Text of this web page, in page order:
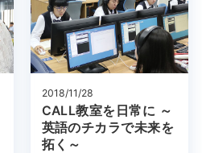
2018/11/28
CALL教室を日常に ～
英語のチカラで未来を
拓く～